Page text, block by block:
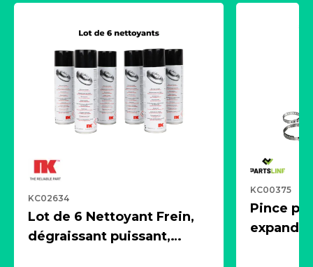
KC02634
Lot de 6 Nettoyant Frein,
dégraissant puissant,
KC00375
Pince